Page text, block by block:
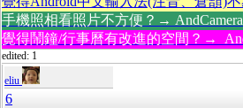
手機照相看照片不方便？→ AndCamera
覺得鬧鐘/行事曆有改進的空間？→
edited: 1
eliu
6